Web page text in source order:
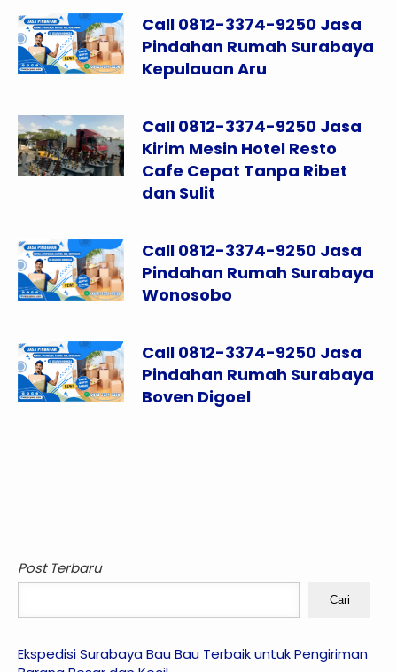
Call 0812-3374-9250 Jasa
Pindahan Rumah Surabaya
Kepulauan Aru
Call 0812-3374-9250 Jasa
Kirim Mesin Hotel Resto
Cafe Cepat Tanpa Ribet
dan Sulit
Call 0812-3374-9250 Jasa
Pindahan Rumah Surabaya
Wonosobo
Call 0812-3374-9250 Jasa
Pindahan Rumah Surabaya
Boven Digoel
Post Terbaru
Cari
Ekspedisi Surabaya Bau Bau Terbaik untuk Pengiriman